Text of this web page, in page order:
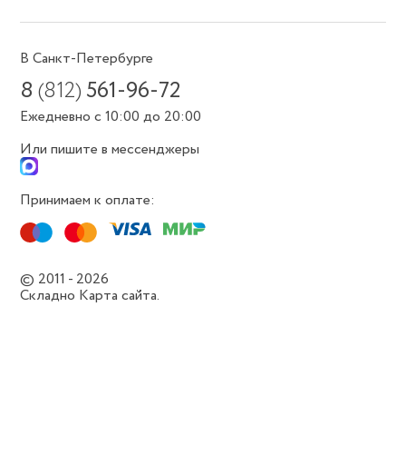
В Санкт-Петербурге
8(812) 561-96-72
Ежедневно с 10:00 до 20:00
Или пишите в мессенджеры
Принимаем к оплате:
© 2011 - 2026
Складно Карта сайта.